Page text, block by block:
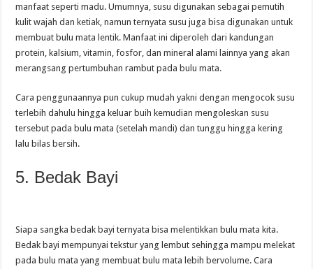
manfaat seperti madu. Umumnya, susu digunakan sebagai pemutih
kulit wajah dan ketiak, namun ternyata susu juga bisa digunakan untuk
membuat bulu mata lentik. Manfaat ini diperoleh dari kandungan
protein, kalsium, vitamin, fosfor, dan mineral alami lainnya yang akan
merangsang pertumbuhan rambut pada bulu mata.
Cara penggunaannya pun cukup mudah yakni dengan mengocok susu
terlebih dahulu hingga keluar buih kemudian mengoleskan susu
tersebut pada bulu mata (setelah mandi) dan tunggu hingga kering
lalu bilas bersih.
5. Bedak Bayi
Siapa sangka bedak bayi ternyata bisa melentikkan bulu mata kita.
Bedak bayi mempunyai tekstur yang lembut sehingga mampu melekat
pada bulu mata yang membuat bulu mata lebih bervolume. Cara